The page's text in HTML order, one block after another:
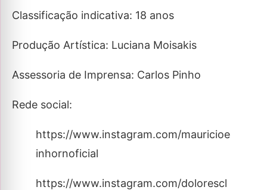
Classificação indicativa: 18 anos
Produção Artística: Luciana Moisakis
Assessoria de Imprensa: Carlos Pinho
Rede social:
https://www.instagram.com/mauricioe
inhornoficial
https://www.instagram.com/dolorescl